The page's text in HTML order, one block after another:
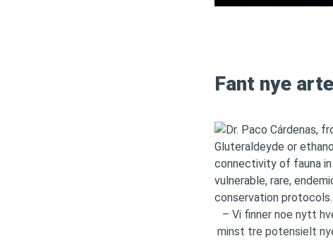
Fant nye
– Vi finner noe nytt
minst tre potensielt